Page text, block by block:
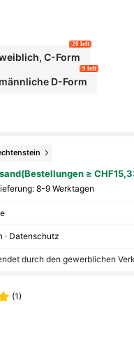
C-Form
20 left
D-Form
9 left
≥
8-9 Werktagen
· Datenschutz
durch den gewerblichen
(1)